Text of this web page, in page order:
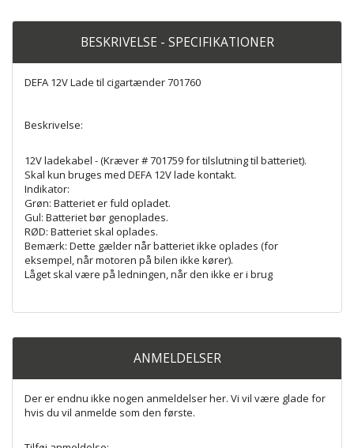
BESKRIVELSE - SPECIFIKATIONER
DEFA 12V Lade til cigartænder 701760
Beskrivelse:
12V ladekabel - (Kræver # 701759 for tilslutning til batteriet).
Skal kun bruges med DEFA 12V lade kontakt.
Indikator:
Grøn: Batteriet er fuld opladet.
Gul: Batteriet bør genoplades.
RØD: Batteriet skal oplades.
Bemærk: Dette gælder når batteriet ikke oplades (for
eksempel, når motoren på bilen ikke kører).
Låget skal være på ledningen, når den ikke er i brug
ANMELDELSER
Der er endnu ikke nogen anmeldelser her. Vi vil være glade for
hvis du vil anmelde som den første.